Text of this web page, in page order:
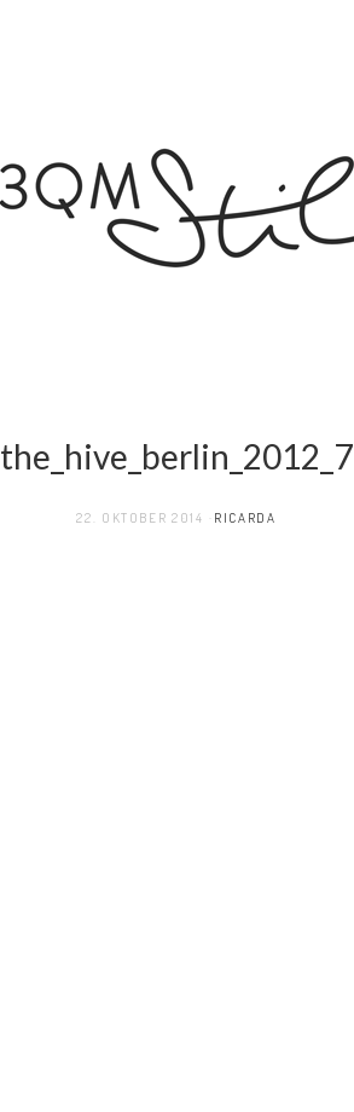
the_hive_berlin_2012_7
22. OKTOBER 2014 RICARDA